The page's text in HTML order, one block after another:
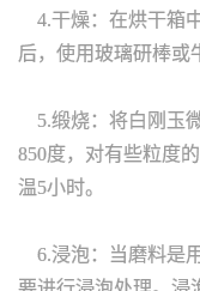
4.干燥：在烘干箱
后，使用玻璃研棒或
5.缎烧：将白刚玉
850度，对有些粒度
温5小时。
6.浸泡：当磨料是